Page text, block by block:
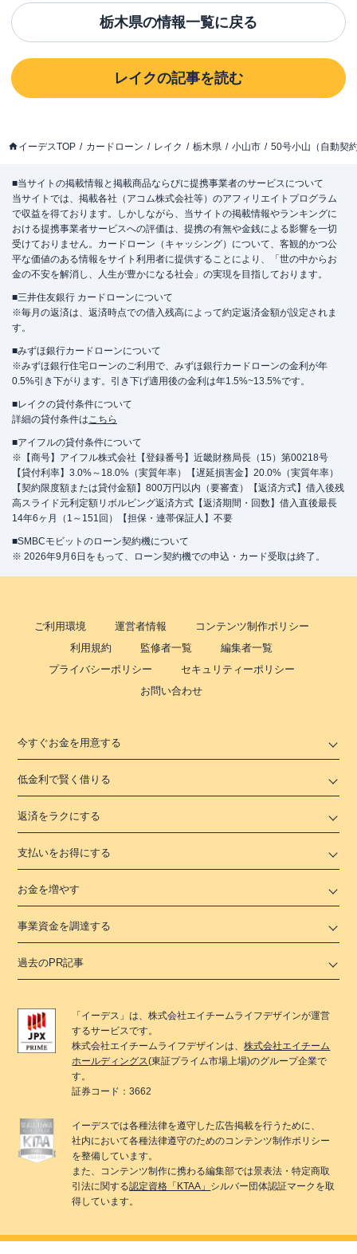
栃木県の情報一覧に戻る
レイクの記事を読む
イーデスTOP カードローン レイク 栃木県 小山市 50号小山（自動契
■当サイトの掲載情報と掲載商品ならびに提携事業者のサービスについて
当サイトでは、掲載各社（アコム株式会社等）のアフィリエイトプログラム
で収益を得ております。しかしながら、当サイトの掲載情報やランキングに
おける提携事業者サービスへの評価は、提携の有無や金銭による影響を一切
受けておりません。カードローン（キャッシング）について、客観的かつ公
平な価値のある情報をサイト利用者に提供することにより、「世の中からお
金の不安を解消し、人生が豊かになる社会」の実現を目指しております。
■三井住友銀行 カードローンについて
※毎月の返済は、返済時点での借入残高によって約定返済金額が設定されま
す。
■みずほ銀行カードローンについて
※みずほ銀行住宅ローンのご利用で、みずほ銀行カードローンの金利が年
0.5%引き下がります。引き下げ適用後の金利は年1.5%~13.5%です。
■レイクの貸付条件について
詳細の貸付条件はこちら
■アイフルの貸付条件について
※【商号】アイフル株式会社【登録番号】近畿財務局長（15）第00218号
【貸付利率】3.0%～18.0%（実質年率）【遅延損害金】20.0%（実質年率）
【契約限度額または貸付金額】800万円以内（要審査）【返済方式】借入後残
高スライド元利定額リボルビング返済方式【返済期間・回数】借入直後最長
14年6ヶ月（1～151回）【担保・連帯保証人】不要
■SMBCモビットのローン契約機について
※ 2026年9月6日をもって、ローン契約機での申込・カード受取は終了。
ご利用環境 運営者情報
コンテンツ制作ポリシー
利用規約
監修者一覧
編集者一覧
プライバシーポリシー
セキュリティーポリシー
お問い合わせ
今すぐお金を用意する
低金利で賢く借りる
返済をラクにする
支払いをお得にする
お金を増やす
事業資金を調達する
過去のPR記事
「 イーデス 」は、株式会社エイチームライフデザインが運営
するサービスです。
株式会社エイチームライフデザインは、株式会社エイチーム
ホールディングス(東証プライム市場上場)のグループ企業で
す。
証券コード：3662
イーデスでは各種法律を遵守した広告掲載を行うために、
社内において各種法律遵守のためのコンテンツ制作ポリシー
を整備しています。
また、コンテンツ制作に携わる編集部では景表法・特定商取
引法に関する認定資格「KTAA」 シルバー団体認証マークを取
得しています。